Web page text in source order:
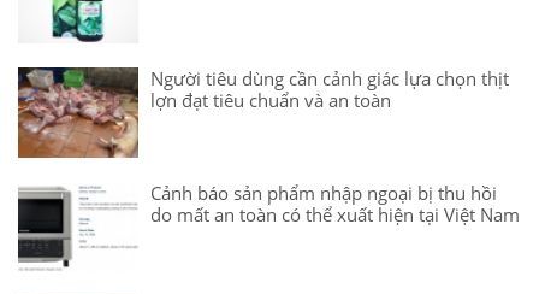
Người tiêu dùng cần cảnh giác lựa chọn thịt
lợn đạt tiêu chuẩn và an toàn
Cảnh báo sản phẩm nhập ngoại bị thu hồi
do mất an toàn có thể xuất hiện tại Việt Nam